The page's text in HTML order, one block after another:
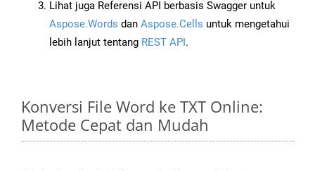
Lihat juga Referensi API berbasis Swagger untuk
Aspose.Words dan Aspose.Cells untuk mengetahui
lebih lanjut tentang REST API.
Konversi File Word ke TXT Online:
Metode Cepat dan Mudah